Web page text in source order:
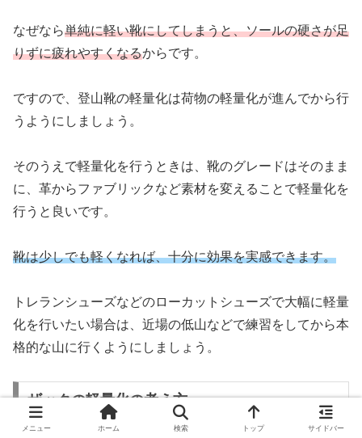
なぜなら単純に軽い靴にしてしまうと、ソールの硬さが足
りずに疲れやすくなるからです。
ですので、登山靴の軽量化は荷物の軽量化が進んでから行
うようにしましょう。
そのうえで軽量化を行うときは、靴のグレードはそのまま
に、革からファブリックなど素材を変えることで軽量化を
行うと良いです。
靴は少しでも軽くなれば、十分に効果を実感できます。
トレランシューズなどのローカットシューズで大幅に軽量
化を行いたい場合は、近場の低山などで練習をしてから本
格的な山に行くようにしましょう。
ザックの軽量化の考え方
メニュー ホーム 検索 トップ サイドバー